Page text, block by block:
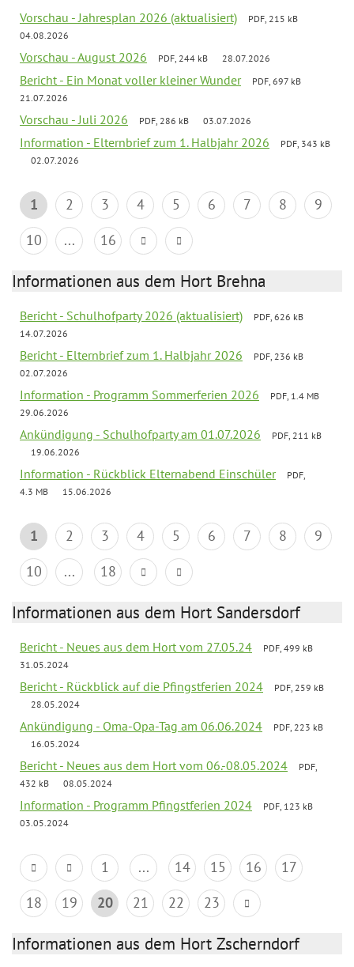
Vorschau - Jahresplan 2026 (aktualisiert)
PDF, 215 kB
04.08.2026
Vorschau - August 2026 PDF, 244 kB 28.07.2026
Bericht - Ein Monat voller kleiner Wunder
PDF, 697 kB
21.07.2026
Vorschau - Juli 2026 PDF, 286 kB 03.07.2026
Information - Elternbrief zum 1. Halbjahr 2026
PDF, 343 kB
02.07.2026
1 2 3 4 5 6 7 8
9
10
... 16
Informationen aus dem Hort Brehna
Bericht - Schulhofparty 2026 (aktualisiert)
PDF, 626 kB
14.07.2026
Bericht - Elternbrief zum 1. Halbjahr 2026
PDF, 236 kB
02.07.2026
Information - Programm Sommerferien 2026
PDF, 1.4 MB
29.06.2026
Ankündigung - Schulhofparty am 01.07.2026
PDF, 211 kB
19.06.2026
Information - Rückblick Elternabend Einschüler
PDF,
4.3 MB
15.06.2026
1 2 3 4 5 6 7 8
9
10
... 18
Informationen aus dem Hort Sandersdorf
Bericht - Neues aus dem Hort vom 27.05.24
PDF, 499 kB
31.05.2024
Bericht - Rückblick auf die Pfingstferien 2024
PDF, 259 kB
28.05.2024
Ankündigung - Oma-Opa-Tag am 06.06.2024
PDF, 223 kB
16.05.2024
Bericht - Neues aus dem Hort vom 06.-08.05.2024
PDF,
432 kB
08.05.2024
Information - Programm Pfingstferien 2024
PDF, 123 kB
03.05.2024
1 ... 14 15 16
17
18
19 20 21 22 23
Informationen aus dem Hort Zscherndorf